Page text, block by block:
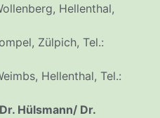
Hellenthal,
Zülpich, Tel.:
Hellenthal, Tel.:
Hülsmann/ Dr.